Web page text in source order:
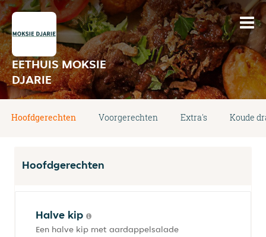
EETHUIS MOKSIE
DJARIE
Hoofdgerechten Voorgerechten Extra's Koude
Hoofdgerechten
Halve kip
Een halve kip met aardappelsalade